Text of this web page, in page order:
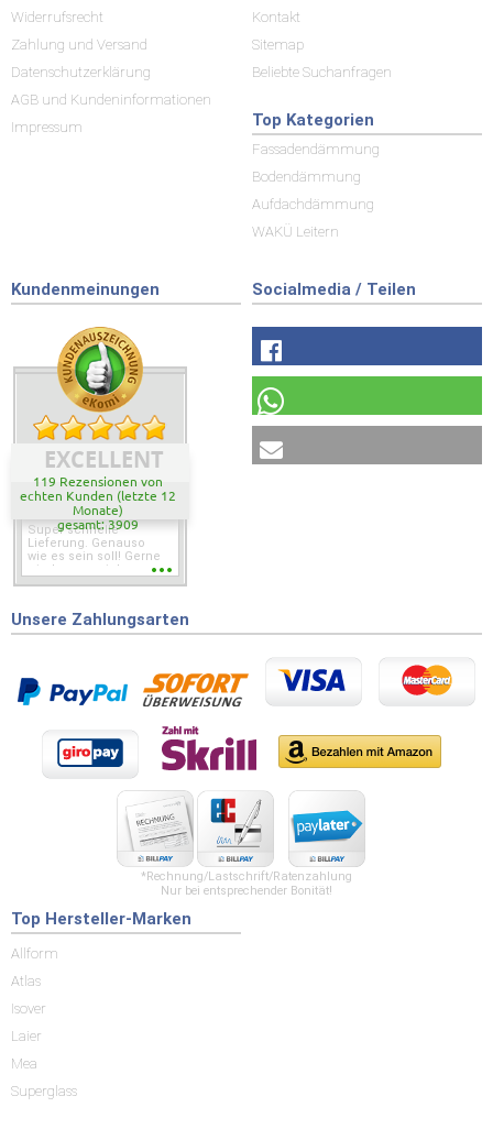
Widerrufsrecht
Zahlung und Versand
Datenschutzerklärung
AGB und Kundeninformationen
Impressum
Kontakt
Sitemap
Beliebte Suchanfragen
Top Kategorien
Fassadendämmung
Bodendämmung
Aufdachdämmung
WAKÜ Leitern
Kundenmeinungen
EXCELLENT
119 Rezensionen von
echten Kunden (letzte 12
Monate)
gesamt: 3909
Super schnelle
Lieferung. Genauso
wie es sein soll! Gerne
wieder wenn ich was
Socialmedia / Teilen
Unsere Zahlungsarten
*Rechnung/Lastschrift/Ratenzahlung
Nur bei entsprechender Bonität!
Top Hersteller-Marken
Allform
Atlas
Isover
Laier
Mea
Superglass